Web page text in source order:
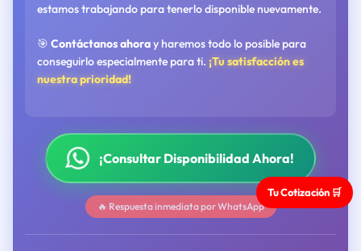
estamos trabajando para tenerlo disponible nuevamente.
🎯 Contáctanos ahoray haremos todo lo posible para
conseguirlo especialmente para ti. ¡Tu satisfacción es
nuestra prioridad!
¡Consultar Disponibilidad Ahora!
🔥 Respuesta inmediata por WhatsApp
Tu Cotización 🛒